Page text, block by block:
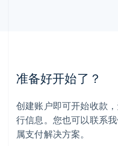
准备好开始了？
创建账户即可开始收款
行信息。您也可以联系
属支付解决方案。
挪威
葡萄牙
Português English
日本
日本語English
瑞典